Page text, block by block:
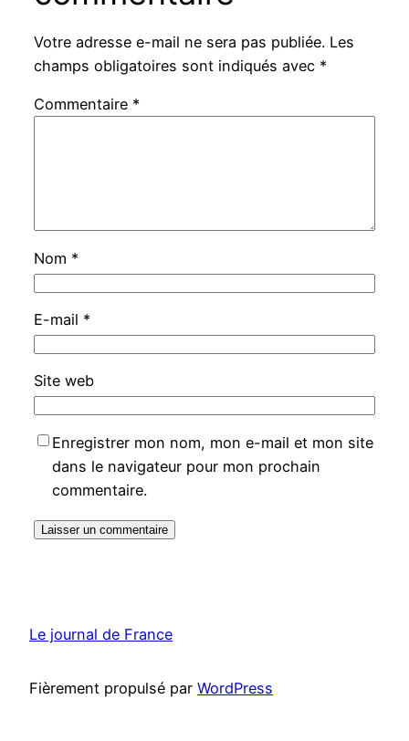
Votre adresse e-mail ne sera pas publiée. Les
champs obligatoires sont indiqués avec *
Commentaire *
Nom *
E-mail *
Site web
Enregistrer mon nom, mon e-mail et mon site
dans le navigateur pour mon prochain
commentaire.
Le journal de France
Fièrement propulsé par WordPress